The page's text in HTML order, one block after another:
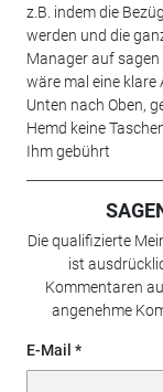
z.B. indem die
werden und die
Manager auf
wäre mal eine klare
Unten nach Oben,
Hemd keine
Ihm gebührt
Die qualifizierte
ist
Kommentaren
angenehme
E-Mail